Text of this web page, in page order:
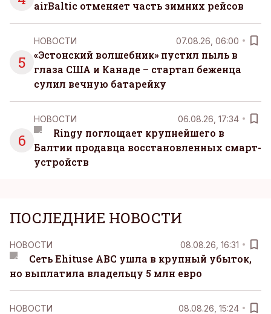
airBaltic отменяет часть зимних рейсов
5
НОВОСТИ 07.08.26, 06:00
«Эстонский волшебник» пустил пыль в
глаза США и Канаде – стартап беженца
сулил вечную батарейку
6
НОВОСТИ 06.08.26, 17:34
Ringy поглощает крупнейшего в
Балтии продавца восстановленных смарт-
устройств
ПОСЛЕДНИЕ НОВОСТИ
НОВОСТИ 08.08.26, 16:31
Сеть Ehituse ABC ушла в крупный убыток,
но выплатила владельцу 5 млн евро
НОВОСТИ 08.08.26, 15:24